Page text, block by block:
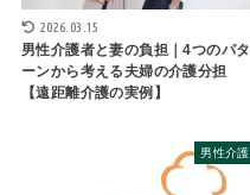
2026.03.15
男性介護者と妻の負担｜4つのパタ
ーンから考える夫婦の介護分担
【遠距離介護の実例】
男性介護